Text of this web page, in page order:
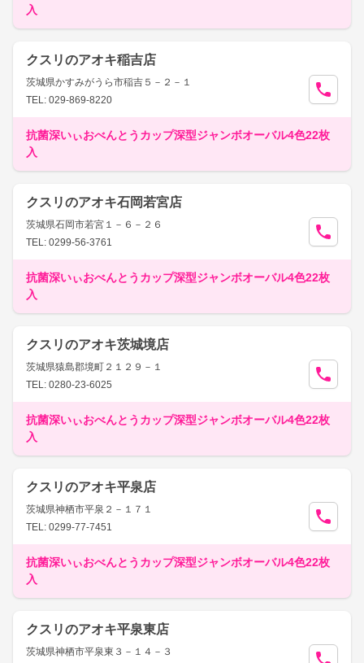
入
クスリのアオキ稲吉店
茨城県かすみがうら市稲吉５－２－１
TEL: 029-869-8220
抗菌深いぃおべんとうカップ深型ジャンボオーバル4色22枚
入
クスリのアオキ石岡若宮店
茨城県石岡市若宮１－６－２６
TEL: 0299-56-3761
抗菌深いぃおべんとうカップ深型ジャンボオーバル4色22枚
入
クスリのアオキ茨城境店
茨城県猿島郡境町２１２９－１
TEL: 0280-23-6025
抗菌深いぃおべんとうカップ深型ジャンボオーバル4色22枚
入
クスリのアオキ平泉店
茨城県神栖市平泉２－１７１
TEL: 0299-77-7451
抗菌深いぃおべんとうカップ深型ジャンボオーバル4色22枚
入
クスリのアオキ平泉東店
茨城県神栖市平泉東３－１４－３